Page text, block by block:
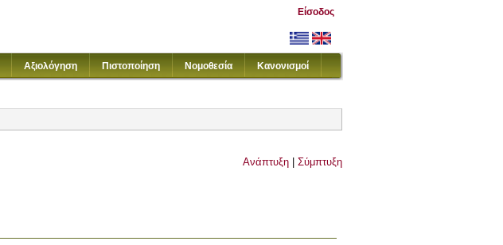
Είσοδος
Αξιολόγηση Πιστοποίηση Νομοθεσία Κανονισμοί
Ανάπτυξη Σύμπτυξη